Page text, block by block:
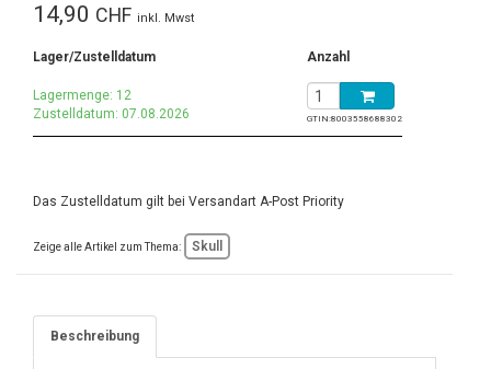
14,90 CHF inkl. Mwst
Lager/Zustelldatum Anzahl
Lagermenge: 12
Zustelldatum: 07.08.2026
GTIN:8003558688302
Das Zustelldatum gilt bei Versandart A-Post Priority
Zeige alle Artikel zum Thema: Skull
Beschreibung